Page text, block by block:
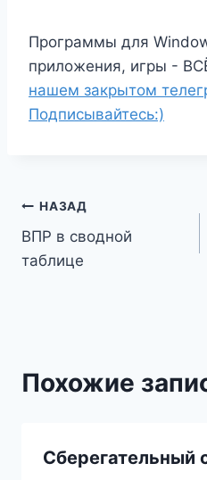
Программы для
приложения, игры -
нашем закрытом
Подписывайтесь:)
Навигация
по
НАЗАД
ВПР в сводной
таблице
Похожие
Сберегательный